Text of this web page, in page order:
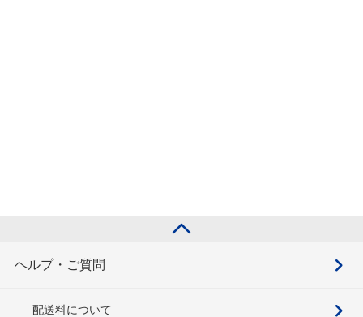
ヘルプ・ご質問
配送料について